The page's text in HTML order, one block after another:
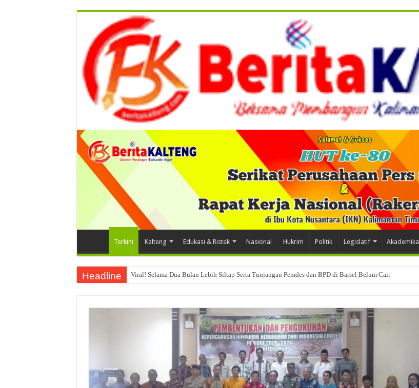
Terkini Kalteng Edukasi & Ristek Nasional Hukrim Politik Legislatif Akademika
Headline Viral! Selama Dua Bulan Lebih Siltap Serta Tunjangan Pemdes dan BPD di Barsel Belum Cair